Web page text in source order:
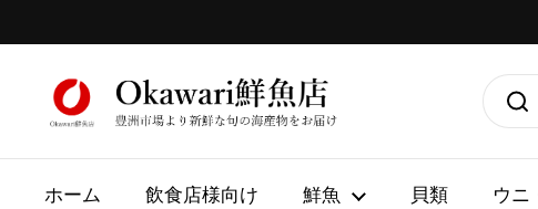
ホーム 飲食店様向け 鮮魚 貝類 ウニ